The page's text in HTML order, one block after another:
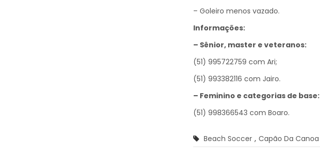
– Goleiro menos vazado.
Informações:
– Sênior, master e veteranos:
(51) 995722759 com Ari;
(51) 993382116 com Jairo.
– Feminino e categorias de base:
(51) 998366543 com Boaro.
Beach Soccer , Capão Da Canoa